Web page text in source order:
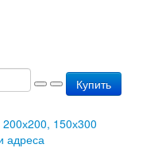
Купить
200х200, 150х300
адреса